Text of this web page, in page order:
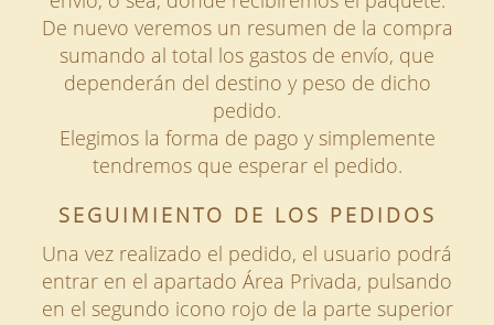
De nuevo veremos un resumen de la compra
sumando al total los gastos de envío, que
dependerán del destino y peso de dicho
pedido.
Elegimos la forma de pago y simplemente
tendremos que esperar el pedido.
SEGUIMIENTO DE LOS PEDIDOS
Una vez realizado el pedido, el usuario podrá
entrar en el apartado Área Privada, pulsando
en el segundo icono rojo de la parte superior